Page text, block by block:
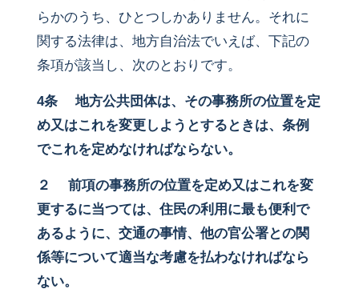
らかのうち、ひとつしかありません。それに
関する法律は、地方自治法でいえば、下記の
条項が該当し、次のとおりです。
4条 地方公共団体は、その事務所の位置を定
め又はこれを変更しようとするときは、条例
でこれを定めなければならない。
２ 前項の事務所の位置を定め又はこれを変
更するに当つては、住民の利用に最も便利で
あるように、交通の事情、他の官公署との関
係等について適当な考慮を払わなければなら
ない。